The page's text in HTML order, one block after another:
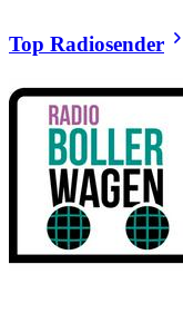
Top Radiosender